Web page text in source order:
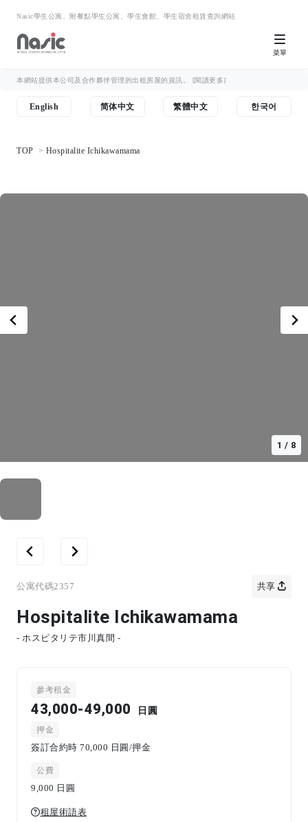
Nasic學生公寓、附餐點學生公寓、學生會館、學生宿舍租賃查詢網站
菜單
本網站提供本公司及合作夥伴管理的出租房屋的資訊。 [閱讀更多]
English 简体中文 繁體中文 한국어
TOP Hospitalite Ichikawamama
1 / 8
公寓代碼2357 共享
Hospitalite Ichikawamama
- ホスピタリテ市川真間 -
參考租金
43,000-49,000 日圓
押金
簽訂合約時 70,000 日圓/押金
公費
9,000 日圓
租屋術語表